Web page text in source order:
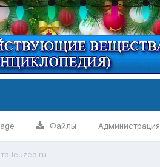
Файлы Администрация
leuzea.ru